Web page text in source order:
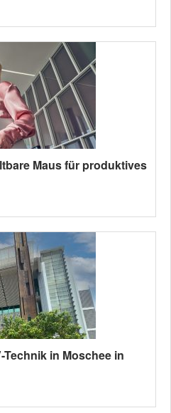
Maus für produktives
in Moschee in